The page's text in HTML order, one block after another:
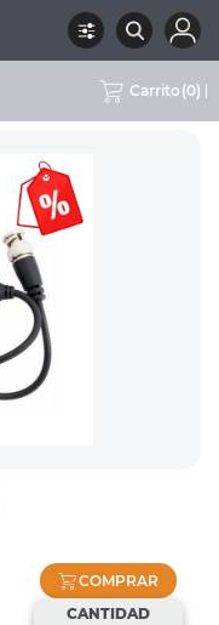
Carrito (0)
MARCA
COMPRAR
CANTIDAD